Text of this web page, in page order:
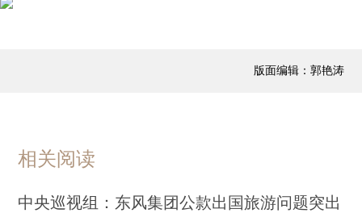
版面编辑：郭艳涛
相关阅读
中央巡视组：东风集团公款出国旅游问题突出